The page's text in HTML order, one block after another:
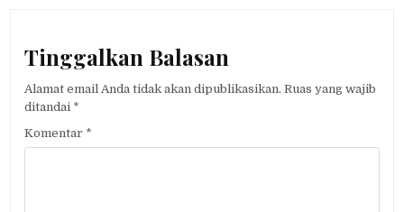
Tinggalkan Balasan
Alamat email Anda tidak akan dipublikasikan. Ruas yang wajib
ditandai *
Komentar *